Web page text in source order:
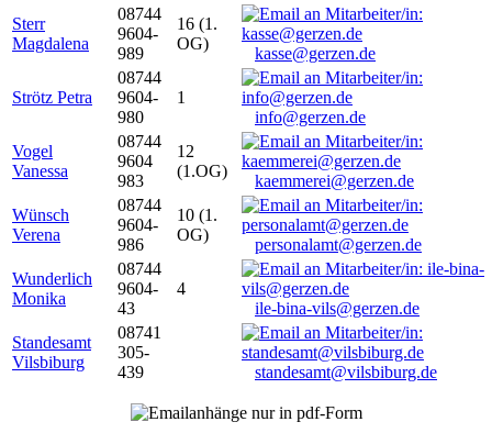
Sterr
Magdalena
08744
9604-
989
16 (1.
OG)
kasse@gerzen.de
Strötz Petra
08744
9604-
980
1
info@gerzen.de
Vogel
Vanessa
08744
9604
983
12
(1.OG)
kaemmerei@gerzen.de
Wünsch
Verena
08744
9604-
986
10 (1.
OG)
personalamt@gerzen.de
Wunderlich
Monika
08744
9604-
43
4
ile-bina-vils@gerzen.de
Standesamt
Vilsbiburg
08741
305-
439
standesamt@vilsbiburg.de